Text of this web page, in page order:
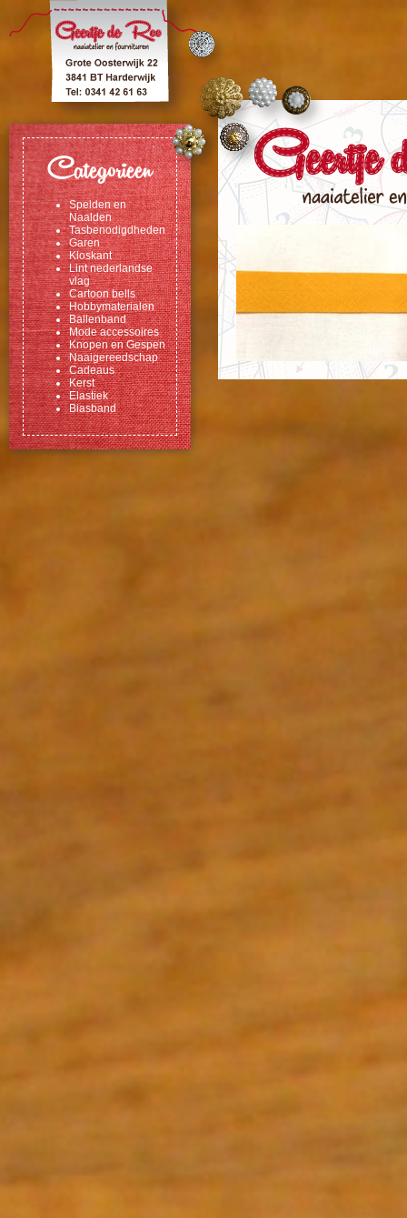
Categorieen
Spelden en
Naalden
Tasbenodigdheden
Garen
Kloskant
Lint nederlandse
vlag
Cartoon bells
Hobbymaterialen
Ballenband
Mode accessoires
Knopen en Gespen
Naaigereedschap
Cadeaus
Kerst
Elastiek
Biasband